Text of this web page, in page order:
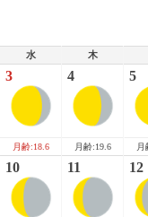
水 木
3
月齢:18.6
4
月齢:19.6
5
月
10 11 12